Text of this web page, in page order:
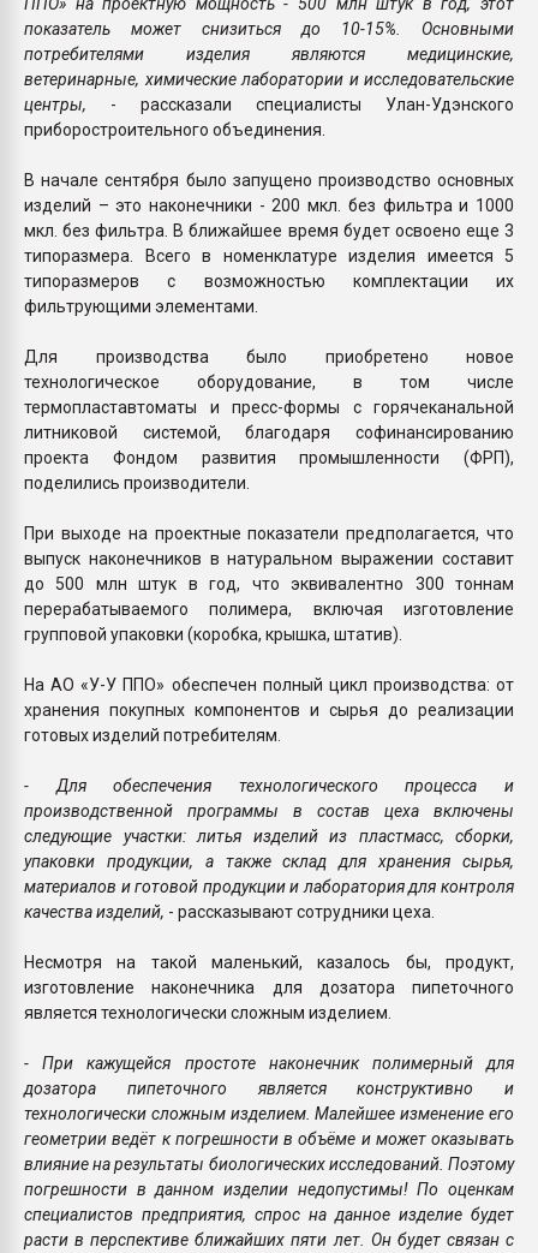
показатель может снизиться до 10-15%. Основными
потребителями изделия являются медицинские,
ветеринарные, химические лаборатории и исследовательские
центры, - рассказали специалисты Улан-Удэнского
приборостроительного объединения.
В начале сентября было запущено производство основных
изделий – это наконечники - 200 мкл. без фильтра и 1000
мкл. без фильтра. В ближайшее время будет освоено еще 3
типоразмера. Всего в номенклатуре изделия имеется 5
типоразмеров с возможностью комплектации их
фильтрующими элементами.
Для производства было приобретено новое
технологическое оборудование, в том числе
термопластавтоматы и пресс-формы с горячеканальной
литниковой системой, благодаря софинансированию
проекта Фондом развития промышленности (ФРП),
поделились производители.
При выходе на проектные показатели предполагается, что
выпуск наконечников в натуральном выражении составит
до 500 млн штук в год, что эквивалентно 300 тоннам
перерабатываемого полимера, включая изготовление
групповой упаковки (коробка, крышка, штатив).
На АО «У-У ППО» обеспечен полный цикл производства: от
хранения покупных компонентов и сырья до реализации
готовых изделий потребителям.
- Для обеспечения технологического процесса и
производственной программы в состав цеха включены
следующие участки: литья изделий из пластмасс, сборки,
упаковки продукции, а также склад для хранения сырья,
материалов и готовой продукции и лаборатория для контроля
качества изделий, - рассказывают сотрудники цеха.
Несмотря на такой маленький, казалось бы, продукт,
изготовление наконечника для дозатора пипеточного
является технологически сложным изделием.
- При кажущейся простоте наконечник полимерный для
дозатора пипеточного является конструктивно и
технологически сложным изделием. Малейшее изменение его
геометрии ведёт к погрешности в объёме и может оказывать
влияние на результаты биологических исследований. Поэтому
погрешности в данном изделии недопустимы! По оценкам
специалистов предприятия, спрос на данное изделие будет
расти в перспективе ближайших пяти лет. Он будет связан с